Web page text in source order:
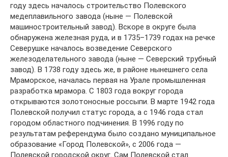
году здесь началось строительство Полевского
медеплавильного завода (ныне — Полевской
машиностроительный завод). Вскоре в округе была
обнаружена железная руда, и в 1735–1739 годах на речке
Северушке началось возведение Северского
железоделательного завода (ныне — Северский трубный
завод). В 1738 году здесь же, в районе нынешнего села
Мраморское, началась первая на Урале промышленная
разработка мрамора. С 1803 года вокруг города
открываются золотоносные россыпи. В марте 1942 года
Полевской получил статус города, а с 1946 года стал
городом областного подчинения. В 1996 году по
результатам референдума было создано муниципальное
образование «Город Полевской», с 2006 года —
Полевской городской округ. Сам Полевской стал